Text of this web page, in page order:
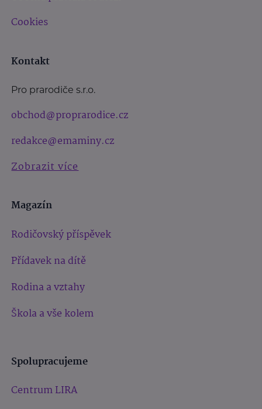
Cookies
Kontakt
Pro prarodiče s.r.o.
obchod@proprarodice.cz
redakce@emaminy.cz
Zobrazit více
Magazín
Rodičovský příspěvek
Přídavek na dítě
Rodina a vztahy
Škola a vše kolem
Spolupracujeme
Centrum LIRA